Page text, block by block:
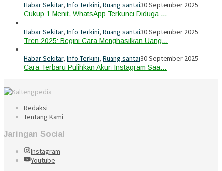
Habar Sekitar, Info Terkini, Ruang santai30 September 2025
Cukup 1 Menit, WhatsApp Terkunci Diduga …
Habar Sekitar, Info Terkini, Ruang santai30 September 2025
Tren 2025: Begini Cara Menghasilkan Uang…
Habar Sekitar, Info Terkini, Ruang santai30 September 2025
Cara Terbaru Pulihkan Akun Instagram Saa…
Redaksi
Tentang Kami
Jaringan Social
Instagram
Youtube